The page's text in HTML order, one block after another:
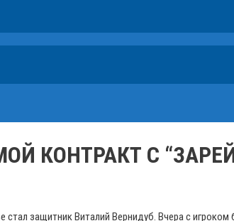
КОНТРАКТ С
защитник Виталий Вернидуб. Вчера с игроком